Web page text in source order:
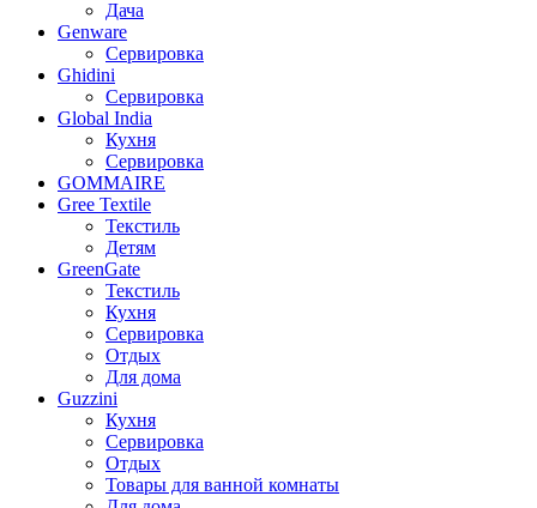
Дача
Genware
Сервировка
Ghidini
Сервировка
Global India
Кухня
Сервировка
GOMMAIRE
Gree Textile
Текстиль
Детям
GreenGate
Текстиль
Кухня
Сервировка
Отдых
Для дома
Guzzini
Кухня
Сервировка
Отдых
Товары для ванной комнаты